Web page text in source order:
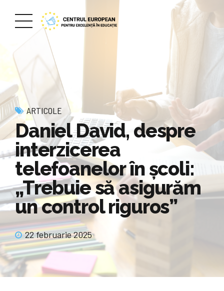
ARTICOLE
Daniel David, despre
interzicerea
telefoanelor în şcoli:
„Trebuie să asigurăm
un control riguros”
22 februarie 2025